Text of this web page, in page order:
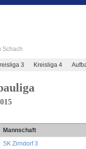
Schach
3 Kreisliga 4
Mannschaft
SK Zirndorf 3